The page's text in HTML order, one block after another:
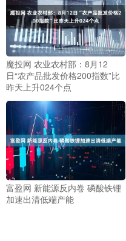
魔投网 农业农村部：8月12
日“农产品批发价格200指数”比
昨天上升024个点
富盈网 新能源反内卷 磷酸铁锂
加速出清低端产能